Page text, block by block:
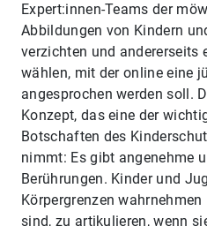
Expert:innen-Teams der
Abbildungen von Kindern
verzichten und andererseits
wählen, mit der online eine
angesprochen werden soll.
Konzept, das eine der
Botschaften des
nimmt: Es gibt angenehme
Berührungen. Kinder und
Körpergrenzen
sind, zu artikulieren, wenn